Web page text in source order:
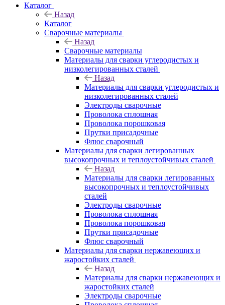
Каталог
Назад
Каталог
Сварочные материалы
Назад
Сварочные материалы
Материалы для сварки углеродистых и
низколегированных сталей
Назад
Материалы для сварки углеродистых и
низколегированных сталей
Электроды сварочные
Проволока сплошная
Проволока порошковая
Прутки присадочные
Флюс сварочный
Материалы для сварки легированных
высокопрочных и теплоустойчивых сталей
Назад
Материалы для сварки легированных
высокопрочных и теплоустойчивых
сталей
Электроды сварочные
Проволока сплошная
Проволока порошковая
Прутки присадочные
Флюс сварочный
Материалы для сварки нержавеющих и
жаростойких сталей
Назад
Материалы для сварки нержавеющих и
жаростойких сталей
Электроды сварочные